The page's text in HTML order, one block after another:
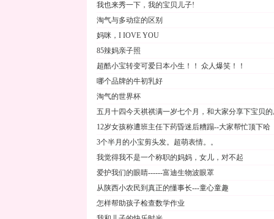
我也来秀一下，我的宝贝儿子!
淘气与多动症的区别
妈咪，I IOVE YOU
85辣妈亲子照
超酷小宝转变可爱日本小生！！ 众人爆笑！！
哪个品牌的牛初乳好
淘气的世界杯
五月十四今天祺祺满一岁七个月，和大家分享下宝贝
12岁女孩称遭班主任下药昏迷后糟蹋--大家帮忙顶下哈
3个半月的小宝剪头发。超萌表情。。
我觉得我不是一个称职的妈妈，女儿，对不起
爱护我们的眼睛------富迪生物波眼罩
从陕西小农民到真正的懂事长---童心童趣
怎样帮助孩子检查数学作业